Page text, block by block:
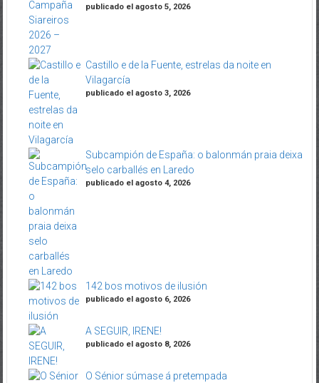
publicado el agosto 5, 2026
Castillo e de la Fuente, estrelas da noite en
Vilagarcía
publicado el agosto 3, 2026
Subcampión de España: o balonmán praia deixa
selo carballés en Laredo
publicado el agosto 4, 2026
142 bos motivos de ilusión
publicado el agosto 6, 2026
A SEGUIR, IRENE!
publicado el agosto 8, 2026
O Sénior súmase á pretempada